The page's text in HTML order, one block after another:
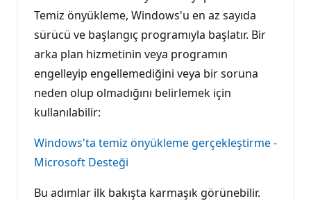
Temiz önyükleme, Windows'u en az sayıda
sürücü ve başlangıç programıyla başlatır. Bir
arka plan hizmetinin veya programın
engelleyip engellemediğini veya bir soruna
neden olup olmadığını belirlemek için
kullanılabilir:
Windows'ta temiz önyükleme gerçekleştirme -
Microsoft Desteği
Bu adımlar ilk bakışta karmaşık görünebilir.